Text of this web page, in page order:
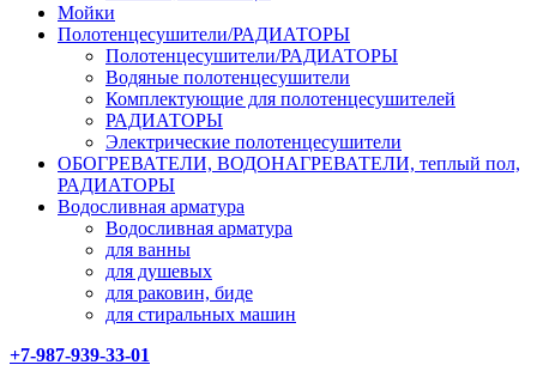
Мойки
Полотенцесушители/РАДИАТОРЫ
Полотенцесушители/РАДИАТОРЫ
Водяные полотенцесушители
Комплектующие для полотенцесушителей
РАДИАТОРЫ
Электрические полотенцесушители
ОБОГРЕВАТЕЛИ, ВОДОНАГРЕВАТЕЛИ, теплый пол,
РАДИАТОРЫ
Водосливная арматура
Водосливная арматура
для ванны
для душевых
для раковин, биде
для стиральных машин
+7-987-939-33-01